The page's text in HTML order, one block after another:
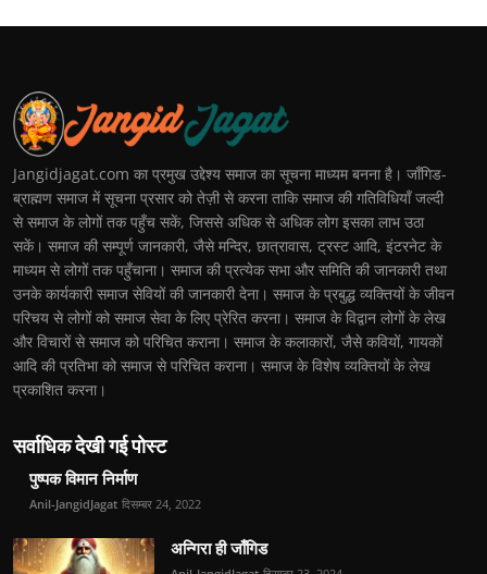
Jangidjagat.com का प्रमुख उद्देश्य समाज का सूचना माध्यम बनना है। जाँगिड-
ब्राह्मण समाज में सूचना प्रसार को तेज़ी से करना ताकि समाज की गतिविधियाँ जल्दी
से समाज के लोगों तक पहुँच सकें, जिससे अधिक से अधिक लोग इसका लाभ उठा
सकें। समाज की सम्पूर्ण जानकारी, जैसे मन्दिर, छात्रावास, ट्रस्ट आदि, इंटरनेट के
माध्यम से लोगों तक पहुँचाना। समाज की प्रत्येक सभा और समिति की जानकारी तथा
उनके कार्यकारी समाज सेवियों की जानकारी देना। समाज के प्रबुद्ध व्यक्तियों के जीवन
परिचय से लोगों को समाज सेवा के लिए प्रेरित करना। समाज के विद्वान लोगों के लेख
और विचारों से समाज को परिचित कराना। समाज के कलाकारों, जैसे कवियों, गायकों
आदि की प्रतिभा को समाज से परिचित कराना। समाज के विशेष व्यक्तियों के लेख
प्रकाशित करना।
सर्वाधिक देखी गई पोस्ट
पुष्पक विमान निर्माण
Anil-JangidJagat दिसम्बर 24, 2022
अन्गिरा ही जाँगिड